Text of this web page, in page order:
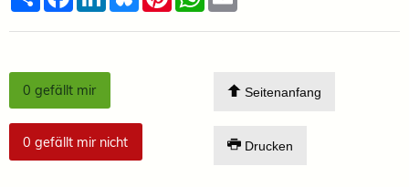
0 gefällt mir
0 gefällt mir nicht
Seitenanfang
Drucken